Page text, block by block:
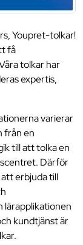
Youpret-tolkar!
få
tolkar har
expertis,
varierar
från en
till att tolka en
Därför
erbjuda till
lärapplikationen
kundtjänst är